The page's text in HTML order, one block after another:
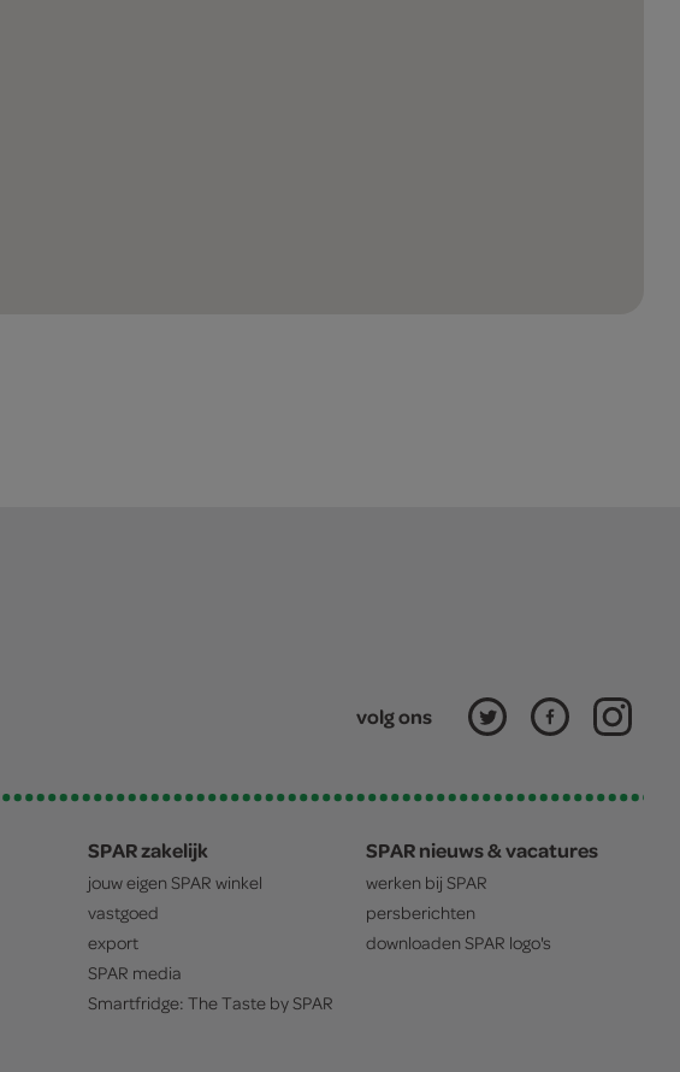
volg ons
SPAR zakelijk
jouw eigen SPAR winkel
vastgoed
export
SPAR media
Smartfridge: The Taste bySPAR
SPAR nieuws & vacatures
werken bij SPAR
persberichten
downloaden SPAR logo's